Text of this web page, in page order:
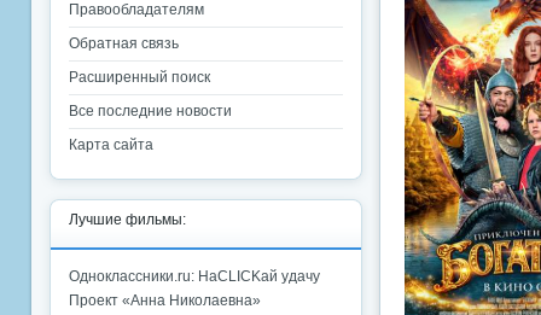
Правообладателям
Обратная связь
Расширенный поиск
Все последние новости
Карта сайта
Лучшие фильмы:
Одноклассники.ru: НаCLICKай удачу
Проект «Анна Николаевна»